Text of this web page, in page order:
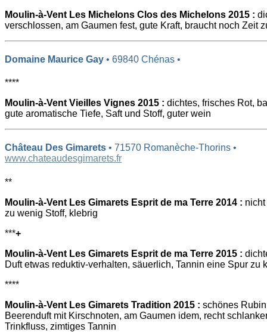
Moulin-à-Vent Les Michelons Clos des Michelons 2015 :
verschlossen, am Gaumen fest, gute Kraft, braucht noch Zeit
Domaine Maurice Gay • 69840 Chénas •
****
Moulin-à-Vent Vieilles Vignes 2015 : dichtes, frisches Rot,
gute aromatische Tiefe, Saft und Stoff, guter wein
Château Des Gimarets • 71570 Romanèche-Thorins •
www.chateaudesgimarets.fr
**
Moulin-à-Vent Les Gimarets Esprit de ma Terre 2014 :
zu wenig Stoff, klebrig
***+
Moulin-à-Vent Les Gimarets Esprit de ma Terre 2015 :
Duft etwas reduktiv-verhalten, säuerlich, Tannin eine Spur zu
****
Moulin-à-Vent Les Gimarets Tradition 2015 : schönes
Beerenduft mit Kirschnoten, am Gaumen idem, recht
Trinkfluss, zimtiges Tannin